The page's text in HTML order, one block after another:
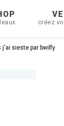
créez
j'ai sieste par bwilfy